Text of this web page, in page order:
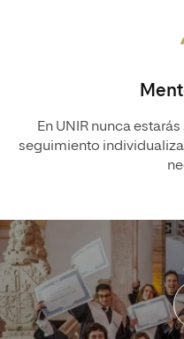
En UNIR nunca
seguimiento